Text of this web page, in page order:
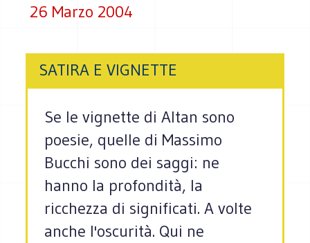
26 Marzo 2004
SATIRA E VIGNETTE
Se le vignette di Altan sono
poesie, quelle di Massimo
Bucchi sono dei saggi: ne
hanno la profondità, la
ricchezza di significati. A volte
anche l'oscurità. Qui ne